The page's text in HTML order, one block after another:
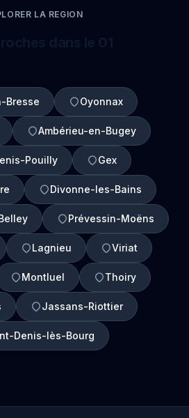
LA REGION
Bresse Oyonnax
Ambérieu-en-Bugey
Pouilly Gex
Divonne-les-Bains
Prévessin-Moëns
Lagnieu Viriat
Montluel Thoiry
Jassans-Riottier
Denis-lès-Bourg